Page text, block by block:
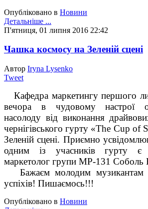
Опубліковано в Новини
Детальніше ...
П'ятниця, 01 липня 2016 22:42
Чашка космосу на Зеленій сцені
Автор Iryna Lysenko
Tweet
Кафедра маркетингу першого
вечора в чудовому настрої
насолоду від виконання
чернігівського гурту «The Cup of
Зеленій сцені. Приємно
одним із учасників гурту є
маркетолог групи МР-131 Соболь
Бажаєм молодим музикантам
успіхів! Пишаємось!!!
Опубліковано в Новини